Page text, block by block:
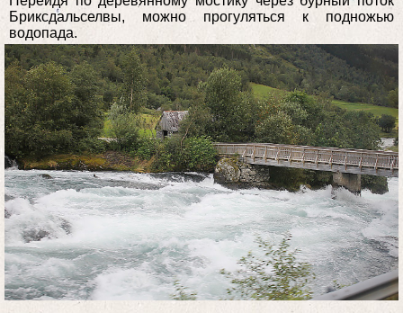
Бриксдальселвы, можно прогуляться к подножью
водопада.